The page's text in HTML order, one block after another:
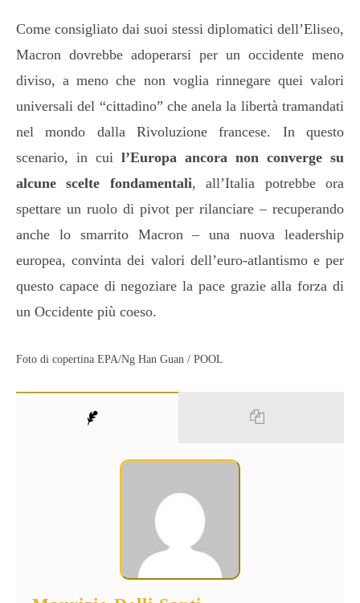
Come consigliato dai suoi stessi diplomatici dell’Eliseo,
Macron dovrebbe adoperarsi per un occidente meno
diviso, a meno che non voglia rinnegare quei valori
universali del “cittadino” che anela la libertà tramandati
nel mondo dalla Rivoluzione francese. In questo
scenario, in cui l’Europa ancora non converge su
alcune scelte fondamentali, all’Italia potrebbe ora
spettare un ruolo di pivot per rilanciare – recuperando
anche lo smarrito Macron – una nuova leadership
europea, convinta dei valori dell’euro-atlantismo e per
questo capace di negoziare la pace grazie alla forza di
un Occidente più coeso.
Foto di copertina EPA/Ng Han Guan / POOL